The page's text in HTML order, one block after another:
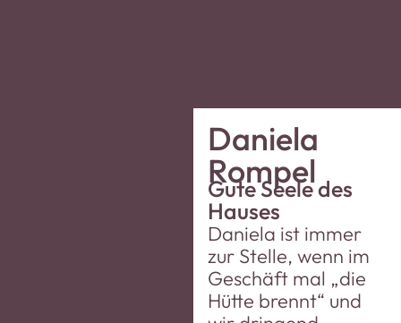
Daniela
Rompel
Gute Seele des
Hauses
Daniela ist immer
zur Stelle, wenn im
Geschäft mal „die
Hütte brennt“ und